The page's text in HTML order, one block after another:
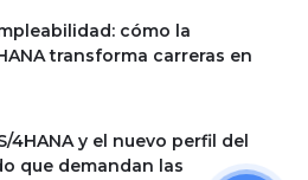
cómo la
transforma carreras en
4HANA y el nuevo perfil del
que demandan las